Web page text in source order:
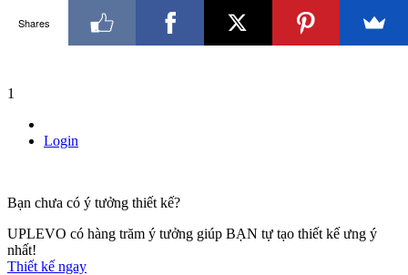
1
Login
Bạn chưa có ý tưởng thiết kế?
UPLEVO có hàng trăm ý tưởng giúp BẠN tự tạo thiết kế ưng ý
nhất!
Thiết kế ngay
Shares